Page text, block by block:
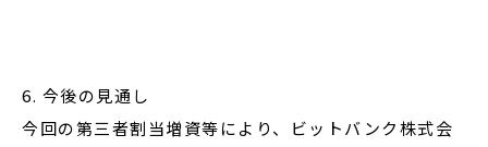
6. 今後の見通し
今回の第三者割当増資等により、ビットバンク株式会